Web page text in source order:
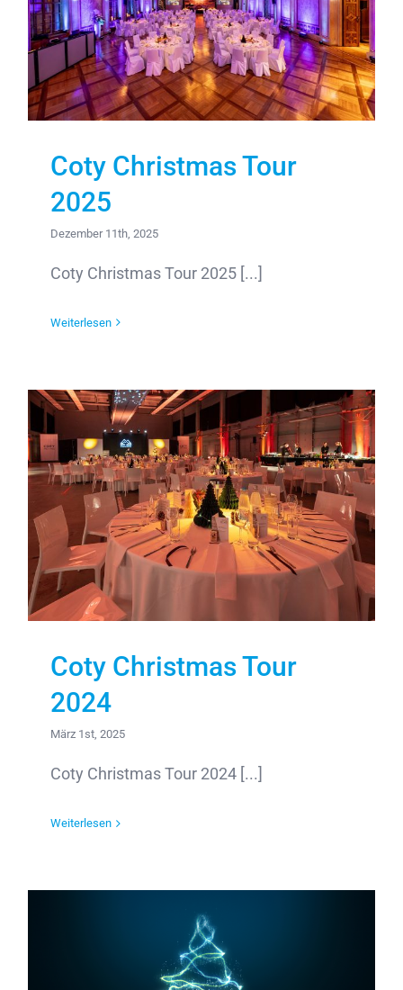
Coty Christmas Tour
2025
Dezember 11th, 2025
Coty Christmas Tour 2025 [...]
Weiterlesen
Coty Christmas Tour
2024
März 1st, 2025
Coty Christmas Tour 2024 [...]
Weiterlesen